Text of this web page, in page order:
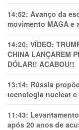
14:52: Avanço da
movimento MAGA e
14:20: VÍDEO:
CHINA LANÇAREM
DÓLAR!! ACABOU!!
13:14: Rússia
tecnologia nuclear
11:43:
após 20 anos de